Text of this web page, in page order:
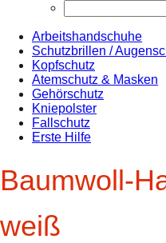
Arbeitshandschuhe
Schutzbrillen /
Kopfschutz
Atemschutz & Masken
Gehörschutz
Kniepolster
Fallschutz
Erste Hilfe
Baumwoll-
weiß